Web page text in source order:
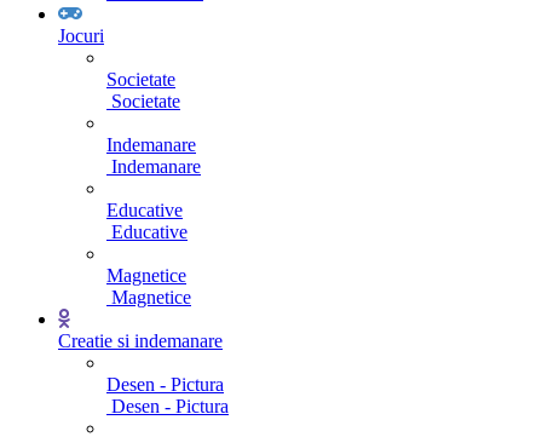
Jocuri
Societate
Societate
Indemanare
Indemanare
Educative
Educative
Magnetice
Magnetice
Creatie si indemanare
Desen - Pictura
Desen - Pictura